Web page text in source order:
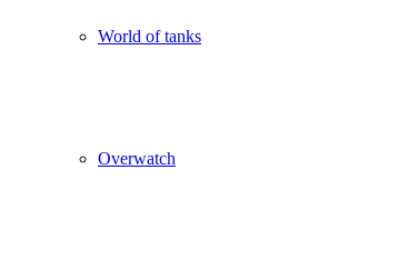
World of tanks
Overwatch